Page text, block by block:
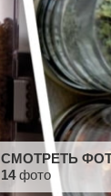
СМОТРЕТЬ
14 фото